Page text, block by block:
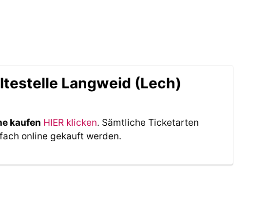
Langweid (Lech)
kaufen HIER klicken. Sämtliche Ticketarten
online gekauft werden.